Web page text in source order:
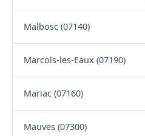
Malbosc (07140)
Marcols-les-Eaux (07190)
Mariac (07160)
Mauves (07300)